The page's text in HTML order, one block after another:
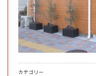
カテゴリー